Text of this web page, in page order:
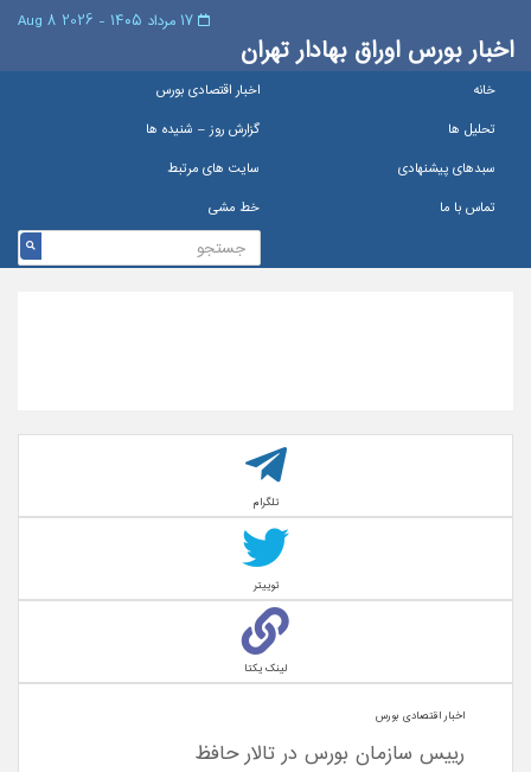
اخبار بورس اوراق بهادار تهران
خانه
اخبار اقتصادی بورس
تحلیل ها
گزارش روز – شنيده ها
سبدهای پیشنهادی
سایت های مرتبط
تماس با ما
خط مشی
تلگرام
توییتر
لینک یکتا
اخبار اقتصادی بورس
رییس سازمان بورس در تالار حافظ